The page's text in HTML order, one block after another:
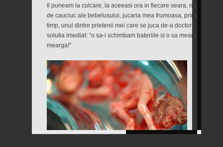
Il puneam la culcare, la aceeasi ora in fiecare seara, nu inainte
de cauciuc ale bebelusului, jucaria mea frumoasa, primita de la
timp, unul dintre prietenii mei care se juca de-a doctorul l-a
solutia imediat: “o sa-i schimbam bateriile si o sa mearga din
mearga!”